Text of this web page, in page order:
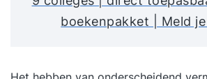
boekenpakket | Meld